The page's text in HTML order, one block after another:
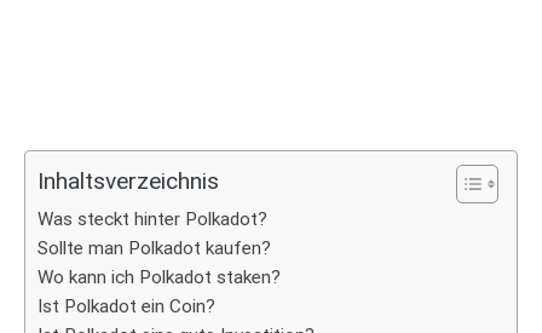
Inhaltsverzeichnis
Was steckt hinter Polkadot?
Sollte man Polkadot kaufen?
Wo kann ich Polkadot staken?
Ist Polkadot ein Coin?